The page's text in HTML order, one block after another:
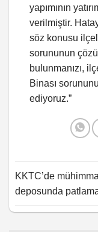
yapımının
verilmiştir.
söz konusu
sorununun
bulunmanızı,
Binası
ediyoruz.”
KKTC’de
deposunda